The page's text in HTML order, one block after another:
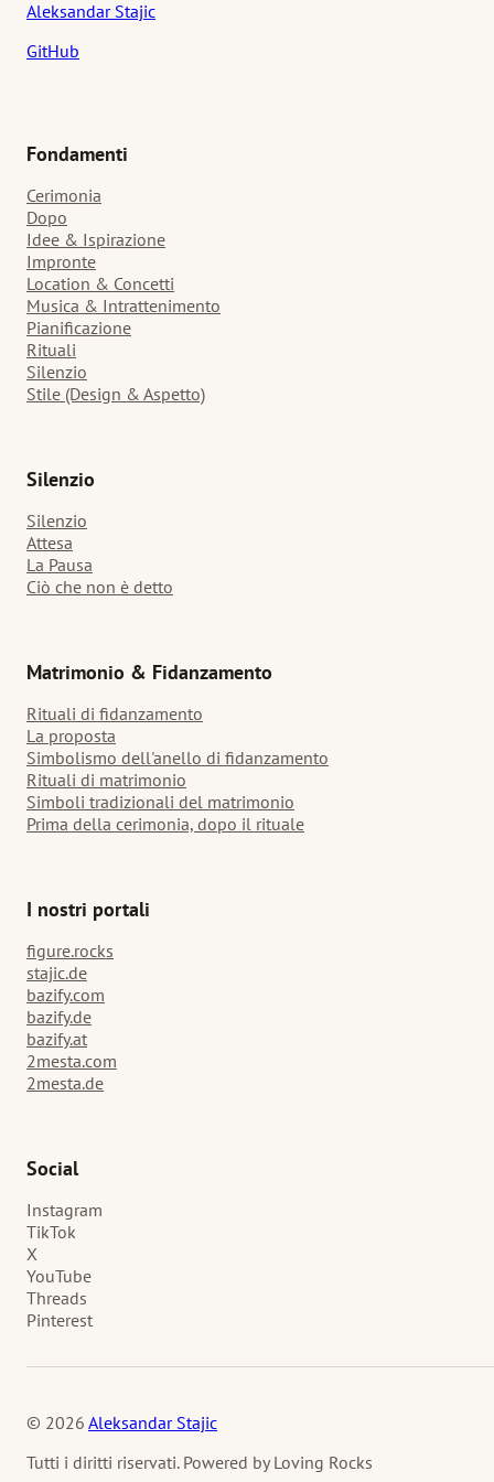
Aleksandar Stajic
GitHub
Fondamenti
Cerimonia
Dopo
Idee & Ispirazione
Impronte
Location & Concetti
Musica & Intrattenimento
Pianificazione
Rituali
Silenzio
Stile (Design & Aspetto)
Silenzio
Silenzio
Attesa
La Pausa
Ciò che non è detto
Matrimonio & Fidanzamento
Rituali di fidanzamento
La proposta
Simbolismo dell'anello di fidanzamento
Rituali di matrimonio
Simboli tradizionali del matrimonio
Prima della cerimonia, dopo il rituale
I nostri portali
figure.rocks
stajic.de
bazify.com
bazify.de
bazify.at
2mesta.com
2mesta.de
Social
Instagram
TikTok
X
YouTube
Threads
Pinterest
© 2026 Aleksandar Stajic
Tutti i diritti riservati. Powered by Loving Rocks